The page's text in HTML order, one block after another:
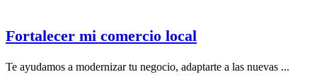
Fortalecer mi comercio local
Te ayudamos a modernizar tu negocio, adaptarte a las nuevas ...